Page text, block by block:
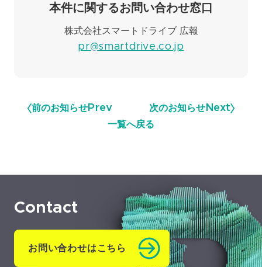
本件に関するお問い合わせ窓口
株式会社スマートドライブ 広報
pr@smartdrive.co.jp
前のお知らせPrev 次のお知らせ Next
一覧へ戻る
Contact
お問い合わせはこちら